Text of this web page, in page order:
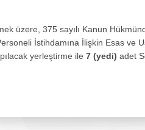
üzere, 375 sayılı Kanun
İstihdamına İlişkin Esas ve
yerleştirme ile 7 (yedi) adet